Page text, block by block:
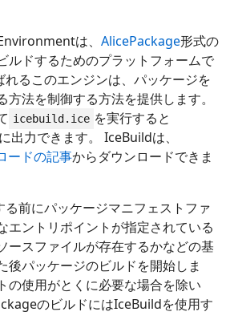
は、 AlicePackage形式の
ルドするためのプラットフォームで
るこのエンジンは、パッケージを
法を制御する方法を提供します。
icebuild.ice を実行すると
出力できます。 IceBuildは、
ードの記事からダウンロードできま
前にパッケージマニフェストファ
エントリポイントが指定されている
ースファイルが存在するかなどの基
後パッケージのビルドを開始しま
の使用がとくに必要な場合を除い
のビルドにはIceBuildを使用す